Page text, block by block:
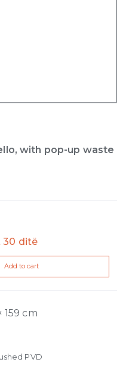
with pop-up waste
30 ditë
Add to cart
159 cm
PVD